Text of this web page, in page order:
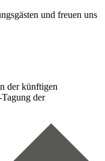
und freuen uns
der künftigen
der